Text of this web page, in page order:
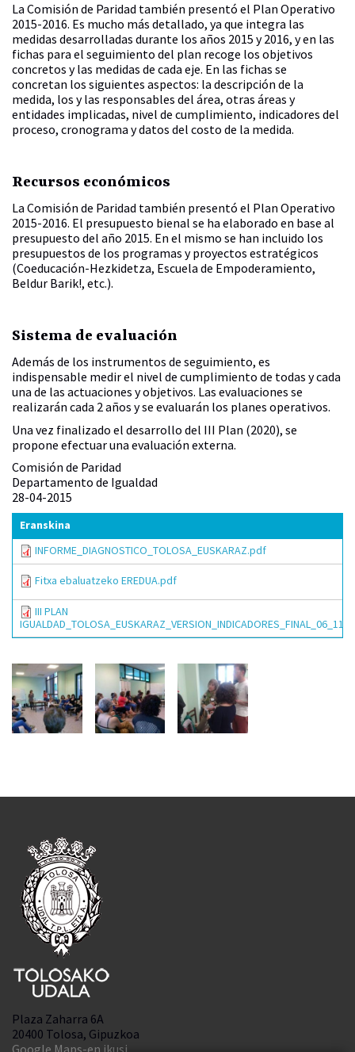
La Comisión de Paridad también presentó el Plan Operativo
2015-2016. Es mucho más detallado, ya que integra las
medidas desarrolladas durante los años 2015 y 2016, y en las
fichas para el seguimiento del plan recoge los objetivos
concretos y las medidas de cada eje. En las fichas se
concretan los siguientes aspectos: la descripción de la
medida, los y las responsables del área, otras áreas y
entidades implicadas, nivel de cumplimiento, indicadores del
proceso, cronograma y datos del costo de la medida.
Recursos económicos
La Comisión de Paridad también presentó el Plan Operativo
2015-2016. El presupuesto bienal se ha elaborado en base al
presupuesto del año 2015. En el mismo se han incluido los
presupuestos de los programas y proyectos estratégicos
(Coeducación-Hezkidetza, Escuela de Empoderamiento,
Beldur Barik!, etc.).
Sistema de evaluación
Además de los instrumentos de seguimiento, es
indispensable medir el nivel de cumplimiento de todas y cada
una de las actuaciones y objetivos. Las evaluaciones se
realizarán cada 2 años y se evaluarán los planes operativos.
Una vez finalizado el desarrollo del III Plan (2020), se
propone efectuar una evaluación externa.
Comisión de Paridad
Departamento de Igualdad
28-04-2015
Eranskina
INFORME_DIAGNOSTICO_TOLOSA_EUSKARAZ.pdf
Fitxa ebaluatzeko EREDUA.pdf
III PLAN
Plaza Zaharra 6A
20400 Tolosa, Gipuzkoa
Google Maps-en ikusi